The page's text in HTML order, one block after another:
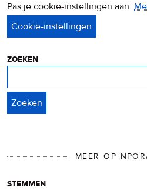
Pas je cookie-instellingen aan.
zoeken
MEER OP
stemmen